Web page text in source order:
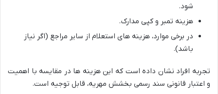
شود.
هزینه تمبر و کپی مدارک.
در برخی موارد، هزینه های استعلام از سایر مراجع (اگر نیاز
باشد).
تجربه افراد نشان داده است که این هزینه ها در مقایسه با اهمیت
و اعتبار قانونی سند رسمی بخشش مهریه، قابل توجیه است.